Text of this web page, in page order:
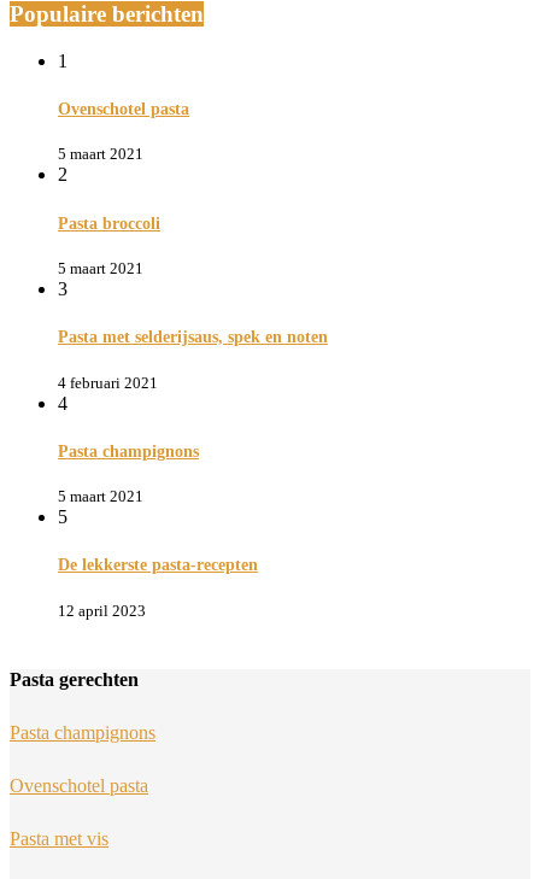
Populaire berichten
1
Ovenschotel pasta
5 maart 2021
2
Pasta broccoli
5 maart 2021
3
Pasta met selderijsaus, spek en noten
4 februari 2021
4
Pasta champignons
5 maart 2021
5
De lekkerste pasta-recepten
12 april 2023
Pasta gerechten
Pasta champignons
Ovenschotel pasta
Pasta met vis